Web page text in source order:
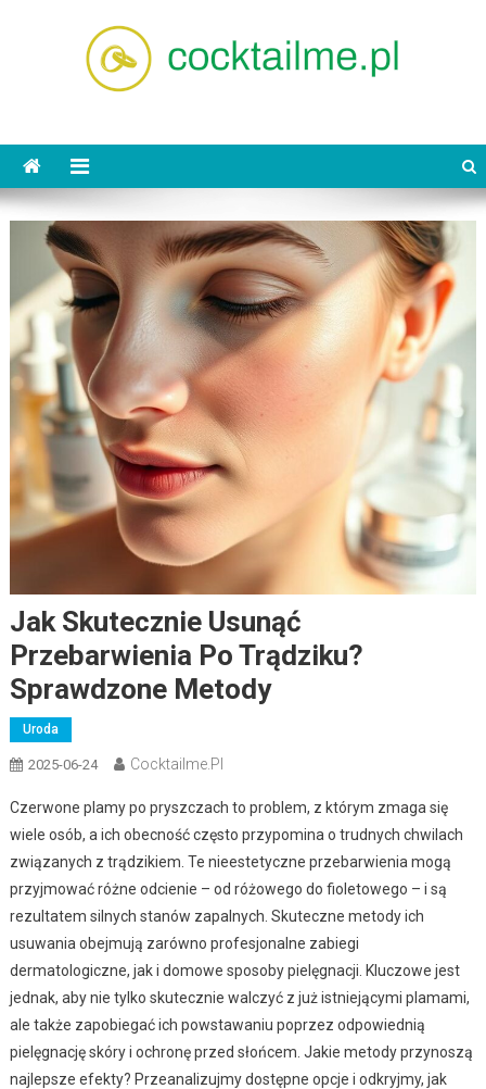
Jak Skutecznie Usunąć
Przebarwienia Po Trądziku?
Sprawdzone Metody
Uroda
2025-06-24 Cocktailme.pl
Czerwone plamy po pryszczach to problem, z którym zmaga się
wiele osób, a ich obecność często przypomina o trudnych chwilach
związanych z trądzikiem. Te nieestetyczne przebarwienia mogą
przyjmować różne odcienie – od różowego do fioletowego – i są
rezultatem silnych stanów zapalnych. Skuteczne metody ich
usuwania obejmują zarówno profesjonalne zabiegi
dermatologiczne, jak i domowe sposoby pielęgnacji. Kluczowe jest
jednak, aby nie tylko skutecznie walczyć z już istniejącymi plamami,
ale także zapobiegać ich powstawaniu poprzez odpowiednią
pielęgnację skóry i ochronę przed słońcem. Jakie metody przynoszą
najlepsze efekty? Przeanalizujmy dostępne opcje i odkryjmy, jak